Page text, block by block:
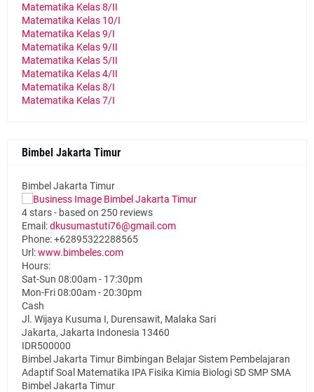
Matematika Kelas 8/II
Matematika Kelas 10/I
Matematika Kelas 9/I
Matematika Kelas 9/II
Matematika Kelas 5/II
Matematika Kelas 4/II
Matematika Kelas 8/I
Matematika Kelas 7/I
Bimbel Jakarta Timur
Bimbel Jakarta Timur
4 stars - based on 250 reviews
Email:dkusumastuti76@gmail.com
Phone:+62895322288565
Url:www.bimbeles.com
Hours:
Sat-Sun 08:00am - 17:30pm
Mon-Fri 08:00am - 20:30pm
Cash
Jl. Wijaya Kusuma I, Durensawit, Malaka Sari
Jakarta, Jakarta Indonesia 13460
IDR500000
Bimbel Jakarta Timur Bimbingan Belajar Sistem Pembelajaran
Adaptif Soal Matematika IPA Fisika Kimia Biologi SD SMP SMA
Bimbel Jakarta Timur